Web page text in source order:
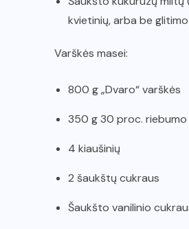
kvietinių, arba be
Varškės masei:
800 g „Dvaro“ varškės
350 g 30 proc. riebumo
4 kiaušinių
2 šaukštų cukraus
Šaukšto vanilinio